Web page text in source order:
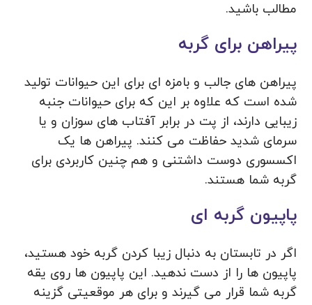
مطالب باشید.
پیراهن برای گربه
پیراهن های جالب و بامزه ای برای این حیوانات تولید
شده است که علاوه بر این که برای حیوانات جنبه
زیبایی دارند، از پت در برابر آفتاب های سوزان و یا
سرمای شدید حفاظت می کنند. پیراهن ها یک
اکسسوری دوست داشتنی و هم چنین کاربردی برای
گربه شما هستند.
پاپیون گربه ای
اگر در تابستان به دنبال زیبا کردن گربه خود هستید،
پاپیون ها را از دست ندهید. این پاپیون ها روی یقه
گربه شما قرار می گیرند و برای هر موقعیتی گزینه